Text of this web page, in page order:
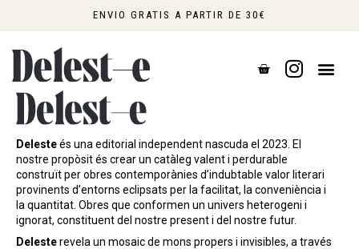
contenido
ENVIO GRATIS A PARTIR DE 30€
CART
Delesteés una editorial independent nascuda el 2023. El
nostre propòsit és crear un catàleg valent i perdurable
construït per obres contemporànies d’indubtable valor literari
provinents d’entorns eclipsats per la facilitat, la conveniència i
la quantitat. Obres que conformen un univers heterogeni i
ignorat, constituent del nostre present i del nostre futur.
Delesterevela un mosaic de mons propers i invisibles, a través